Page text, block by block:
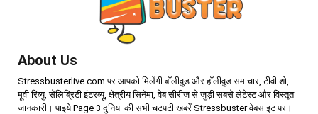
About Us
Stressbusterlive.com पर आपको मिलेंगी बॉलीवुड और हॉलीवुड समाचार, टीवी शो,
मूवी रिव्यु, सेलिब्रिटी इंटरव्यू, क्षेत्रीय सिनेमा, वेब सीरीज से जुड़ी सबसे लेटेस्ट और विस्तृत
जानकारी। पाइये Page 3 दुनिया की सभी चटपटी खबरें Stressbuster वेबसाइट पर।